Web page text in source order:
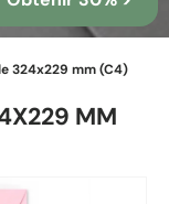
324x229 mm (C4)
MM